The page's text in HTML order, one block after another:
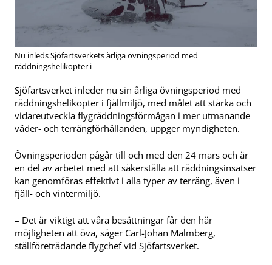
Nu inleds Sjöfartsverkets årliga övningsperiod med
räddningshelikopter i
Sjöfartsverket inleder nu sin årliga övningsperiod med
räddningshelikopter i fjällmiljö, med målet att stärka och
vidareutveckla flygräddningsförmågan i mer utmanande
väder- och terrängförhållanden, uppger myndigheten.
Övningsperioden pågår till och med den 24 mars och är
en del av arbetet med att säkerställa att räddningsinsatser
kan genomföras effektivt i alla typer av terräng, även i
fjäll- och vintermiljö.
– Det är viktigt att våra besättningar får den här
möjligheten att öva, säger Carl-Johan Malmberg,
ställföreträdande flygchef vid Sjöfartsverket.